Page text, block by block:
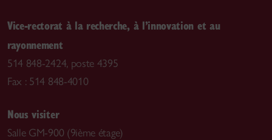
Vice-rectorat à la recherche, à l’innovation et au
rayonnement
514 848-2424, poste 4395
Fax : 514 848-4010
Nous visiter
Salle GM-900 (9ième étage)